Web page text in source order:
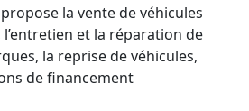
la vente de véhicules
l’entretien et la réparation de
la reprise de véhicules,
de financement